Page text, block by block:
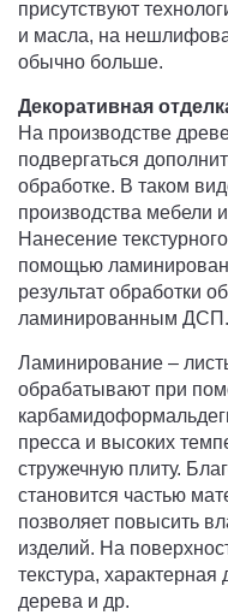
присутствуют
и масла, на
обычно больше.
Декоративная
На производстве
подвергаться
обработке. В таком
производства мебели
Нанесение
помощью
результат обработки
ламинированным ДСП.
Ламинирование –
обрабатывают при
пресса и высоких
стружечную плиту.
становится частью
позволяет повысить
изделий. На
текстура, характерная
дерева и др.